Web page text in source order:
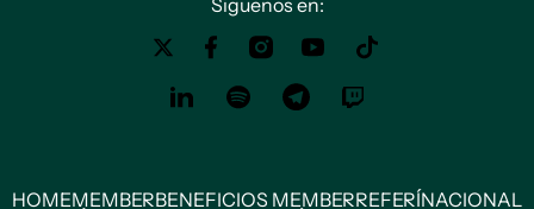
Siguenos en:
HOMEMEMBERBENEFICIOS MEMBERREFERÍNACIONAL